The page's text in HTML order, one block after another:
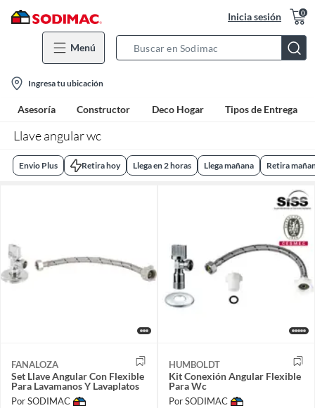
Inicia sesión 0
Menú
Bar
location-
icon
Ingresa tu ubicación
Asesoría Constructor Deco Hogar Tipos de Entrega
Llave angular wc
Envio Plus Retira hoy Llega en 2 horas Llega mañana Retira
FANALOZA
Set Llave Angular Con Flexible
Para Lavamanos Y Lavaplatos
Por SODIMAC
HUMBOLDT
Kit Conexión Angular Flexible
Para Wc
Por SODIMAC